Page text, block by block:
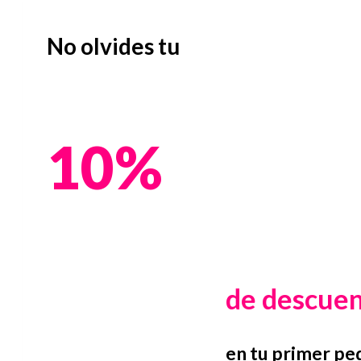
No olvides tu
10%
de
en tu primer